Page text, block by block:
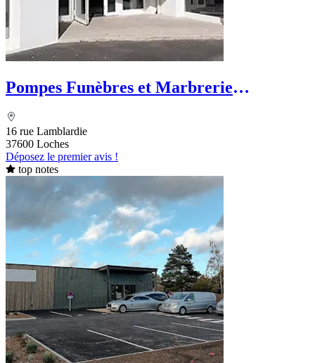
Pompes Funèbres et Marbrerie
16 rue Lamblardie
37600 Loches
Déposez le premier avis !
top notes